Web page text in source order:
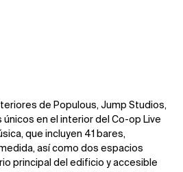
Zoom
Zoom
Zoom
de Populous, Jump Studios,
únicos en el interior del Co-op Live
que incluyen 41 bares,
así como dos espacios
principal del edificio y accesible